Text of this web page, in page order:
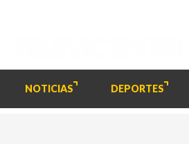
NOTICIAS DEPORTES